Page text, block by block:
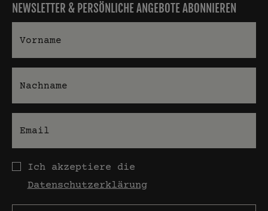
NEWSLETTER & PERSÖNLICHE ANGEBOTE ABONNIEREN
Datenschutz
Ich akzeptiere die
Datenschutzerklärung